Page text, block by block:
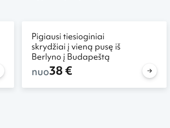
Pigiausi tiesioginiai
skrydžiai į vieną pusę iš
Berlyno į Budapeštą
nuo38 €